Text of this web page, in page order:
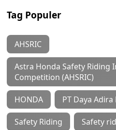
Tag Populer
AHSRIC
Astra Honda Safety Riding
Competition (AHSRIC)
HONDA PT Daya
Safety Riding Safety